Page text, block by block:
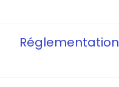
Réglementation